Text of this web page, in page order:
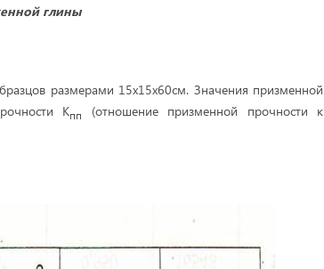
глины
размерами 15х15х60см. Значения призменной
Кпп
(отношение призменной прочности к